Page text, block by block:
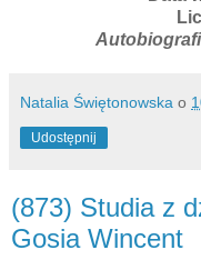
Natalia Świętonowska o
Udostępnij
(873) Studia z
Gosia Wincent